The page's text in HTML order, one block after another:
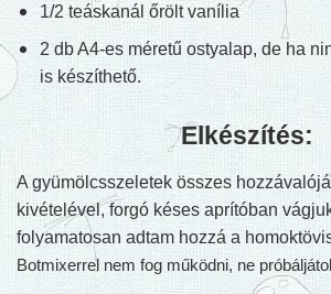
1/2 teáskanál őrölt vanília
2 db A4-es méretű ostyalap, de ha
is készíthető.
Elkészítés:
A gyümölcsszeletek összes
kivételével, forgó késes aprítóban
folyamatosan adtam hozzá a
Botmixerrel nem fog működni, ne